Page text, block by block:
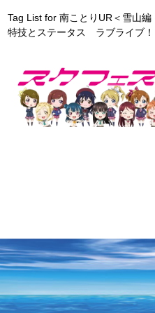
Tag List for 南ことりUR＜雪山
特技とステータス ラブライブ！